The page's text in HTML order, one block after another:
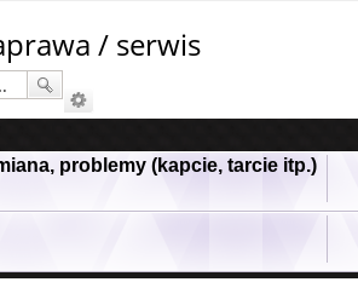
/ serwis
problemy (kapcie, tarcie itp.)